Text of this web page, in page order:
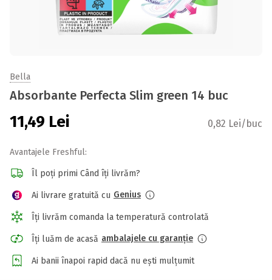
Bella
Absorbante Perfecta Slim green 14 buc
11,49 Lei 0,82 Lei/buc
Avantajele Freshful:
Îl poți primi Când îți livrăm?
Ai livrare gratuită cu Genius
Îți livrăm comanda la temperatură controlată
Îți luăm de acasă ambalajele cu garanție
Ai banii înapoi rapid dacă nu ești mulțumit